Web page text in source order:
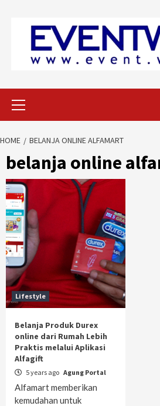
HOME BELANJA ONLINE ALFAMART
belanja online
Lifestyle
Belanja Produk Durex
online dari Rumah Lebih
Praktis melalui Aplikasi
Alfagift
5 years ago Agung Portal
Alfamart memberikan
kemudahan untuk